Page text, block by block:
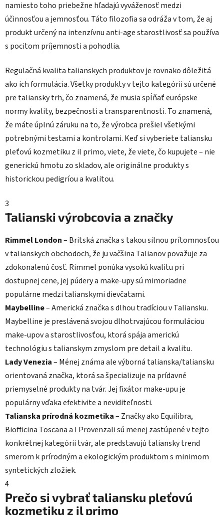
namiesto toho priebežne hľadajú vyváženosť medzi
účinnosťou a jemnosťou. Táto filozofia sa odráža v tom, že aj
produkt určený na intenzívnu anti-age starostlivosť sa používa
s pocitom príjemnosti a pohodlia.
Regulačná kvalita talianskych produktov je rovnako dôležitá
ako ich formulácia. Všetky produkty v tejto kategórii sú určené
pre taliansky trh, čo znamená, že musia spĺňať európske
normy kvality, bezpečnosti a transparentnosti. To znamená,
že máte úplnú záruku na to, že výrobca prešiel všetkými
potrebnými testami a kontrolami. Keď si vyberiete taliansku
pleťovú kozmetiku z il primo, viete, že viete, čo kupujete – nie
generickú hmotu zo skladov, ale originálne produkty s
historickou pedigríou a kvalitou.
3
Talianski výrobcovia a značky
Rimmel London– Britská značka s takou silnou prítomnosťou
v talianskych obchodoch, že ju väčšina Talianov považuje za
zdokonalenú čosť. Rimmel ponúka vysokú kvalitu pri
dostupnej cene, jej púdery a make-upy sú mimoriadne
populárne medzi talianskymi dievčatami.
Maybelline– Americká značka s dlhou tradíciou v Taliansku.
Maybelline je preslávená svojou dlhotrvajúcou formuláciou
make-upov a starostlivosťou, ktorá spája americkú
technológiu s talianskym zmyslom pre detail a kvalitu.
Lady Venezia– Ménej známa ale výborná talianska/taliansku
orientovaná značka, ktorá sa špecializuje na prídavné
priemyselné produkty na tvár. Jej fixátor make-upu je
populárny vďaka efektivite a neviditeľnosti.
Talianska prírodná kozmetika– Značky ako Equilibra,
Biofficina Toscana a I Provenzali sú menej zastúpené v tejto
konkrétnej kategórii tvár, ale predstavujú taliansky trend
smerom k prírodným a ekologickým produktom s minimom
syntetických zložiek.
4
Prečo si vybrať taliansku pleťovú
kozmetiku z il primo